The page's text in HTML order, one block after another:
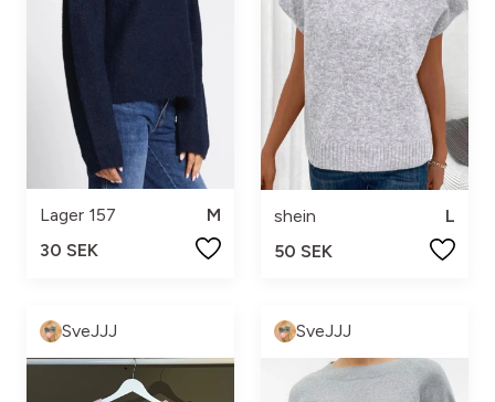
Lager 157
M
30 SEK
shein
L
50 SEK
SveJJJ SveJJJ